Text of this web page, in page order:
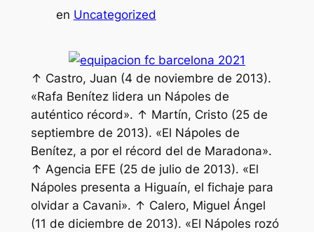
en Uncategorized
↑ Castro, Juan (4 de noviembre de 2013).
«Rafa Benítez lidera un Nápoles de
auténtico récord». ↑ Martín, Cristo (25 de
septiembre de 2013). «El Nápoles de
Benítez, a por el récord del de Maradona».
↑ Agencia EFE (25 de julio de 2013). «El
Nápoles presenta a Higuaín, el fichaje para
olvidar a Cavani». ↑ Calero, Miguel Ángel
(11 de diciembre de 2013). «El Nápoles rozó